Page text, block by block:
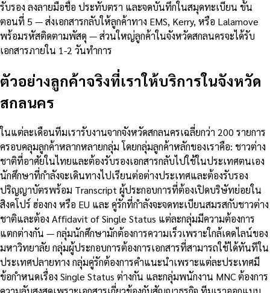
รับรอง ลงลายมือชื่อ ประทับตรา และจดบันทึกในสมุดทะเบียน ขั้น
ตอนที่ 5 — ส่งเอกสารกลับให้ลูกค้าทาง EMS, Kerry, หรือ Lalamove
พร้อมรหัสติดตามพัสดุ — ส่วนใหญ่ลูกค้าในจังหวัดสกลนครจะได้รับ
เอกสารภายใน 1-2 วันทำการ
ตัวอย่างลูกค้าจริงที่เราให้บริการในจังหวัด
สกลนคร
ในแต่ละเดือนทีมเรารับงานจากจังหวัดสกลนครเฉลี่ยกว่า 200 รายการ
ครอบคลุมลูกค้าหลากหลายกลุ่ม โดยกลุ่มลูกค้าหลักของเราคือ: ชาวต่าง
ชาติที่อาศัยในไทยและต้องรับรองเอกสารกลับไปใช้ในประเทศตนเอง
นักศึกษาที่กำลังจะเดินทางไปเรียนต่อต่างประเทศและต้องรับรอง
ปริญญาบัตรพร้อม Transcript ผู้ประกอบการที่ต้องเปิดบริษัทย่อยใน
สิงคโปร์ ฮ่องกง หรือ EU และ คู่รักที่กำลังจะจดทะเบียนสมรสกับชาวต่าง
ชาติและต้อง Affidavit of Single Status แต่ละกลุ่มมีความต้องการ
แตกต่างกัน — กลุ่มนักศึกษามักต้องการความเร็วเพราะใกล้เดดไลน์ของ
มหาวิทยาลัย กลุ่มผู้ประกอบการต้องการเอกสารที่สามารถใช้ได้ทันทีใน
ประเทศปลายทาง กลุ่มคู่รักต้องการคำแนะนำเพราะแต่ละประเทศมี
ข้อกำหนดเรื่อง Single Status ต่างกัน และกลุ่มพนักงาน MNC ต้องการ